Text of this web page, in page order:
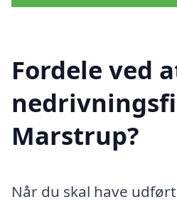
Fordele ved
Marstrup?
Når du skal have